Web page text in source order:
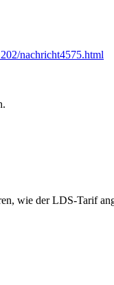
nachricht4575.html
wie der LDS-Tarif